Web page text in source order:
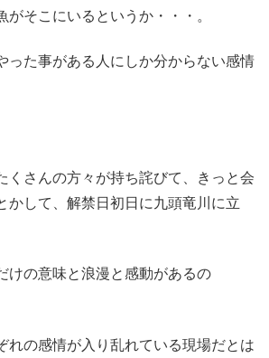
がそこにいるというか・・・。
った事がある人にしか分からない感情
くさんの方々が持ち詫びて、きっと会
かして、解禁日初日に九頭竜川に立
けの意味と浪漫と感動があるの
れの感情が入り乱れている現場だとは